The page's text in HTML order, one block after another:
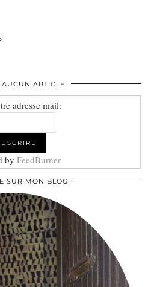
AUCUN ARTICLE
adresse mail:
by FeedBurner
SUR MON BLOG